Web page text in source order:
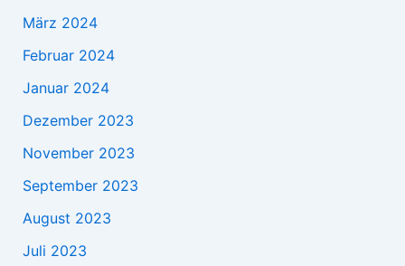
März 2024
Februar 2024
Januar 2024
Dezember 2023
November 2023
September 2023
August 2023
Juli 2023